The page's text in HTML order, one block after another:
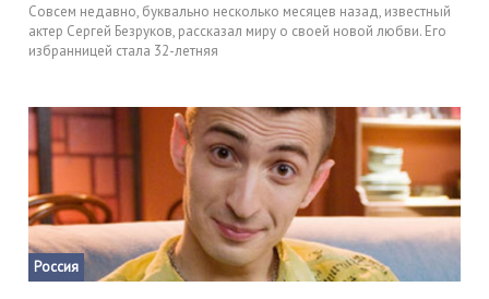
Совсем недавно, буквально несколько месяцев назад, известный
актер Сергей Безруков, рассказал миру о своей новой любви. Его
избранницей стала 32-летняя
Россия